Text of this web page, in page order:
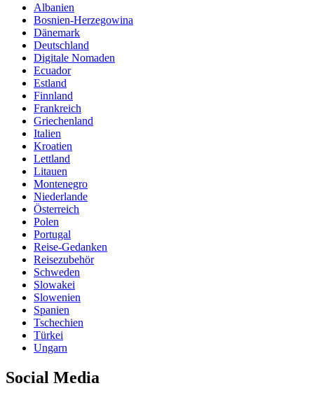
Albanien
Bosnien-Herzegowina
Dänemark
Deutschland
Digitale Nomaden
Ecuador
Estland
Finnland
Frankreich
Griechenland
Italien
Kroatien
Lettland
Litauen
Montenegro
Niederlande
Österreich
Polen
Portugal
Reise-Gedanken
Reisezubehör
Schweden
Slowakei
Slowenien
Spanien
Tschechien
Türkei
Ungarn
Social Media